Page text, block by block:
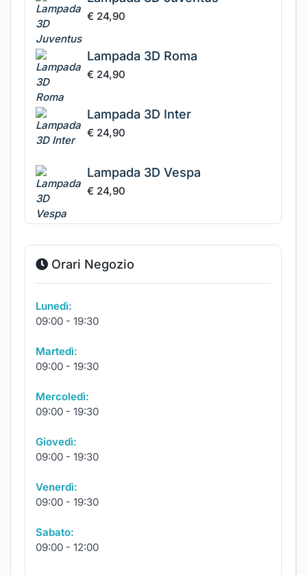
€ 24,90
Lampada 3D Roma
€ 24,90
Lampada 3D Inter
€ 24,90
Lampada 3D Vespa
€ 24,90
Orari Negozio
Lunedì:
09:00 - 19:30
Martedì:
09:00 - 19:30
Mercoledì:
09:00 - 19:30
Giovedì:
09:00 - 19:30
Venerdì:
09:00 - 19:30
Sabato:
09:00 - 12:00